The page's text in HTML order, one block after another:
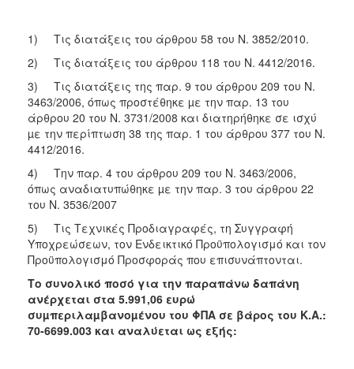
1) Τις διατάξεις του άρθρου 58 του Ν. 3852/2010.
2) Τις διατάξεις του άρθρου 118 του Ν. 4412/2016.
3) Τις διατάξεις της παρ. 9 του άρθρου 209 του Ν.
3463/2006, όπως προστέθηκε µε την παρ. 13 του
άρθρου 20 του Ν. 3731/2008 και διατηρήθηκε σε ισχύ
µε την περίπτωση 38 της παρ. 1 του άρθρου 377 του Ν.
4412/2016.
4) Την παρ. 4 του άρθρου 209 του Ν. 3463/2006,
όπως αναδιατυπώθηκε µε την παρ. 3 του άρθρου 22
του Ν. 3536/2007
5) Τις Τεχνικές Προδιαγραφές, τη Συγγραφή
Υποχρεώσεων, τον Ενδεικτικό Προϋπολογισμό και τον
Προϋπολογισμό Προσφοράς που επισυνάπτονται.
Το συνολικό ποσό για την παραπάνω δαπάνη
ανέρχεται στα 5.991,06 ευρώ
συµπεριλαµβανοµένου του ΦΠΑ σε βάρος του Κ.Α.:
70-6699.003 και αναλύεται ως εξής: